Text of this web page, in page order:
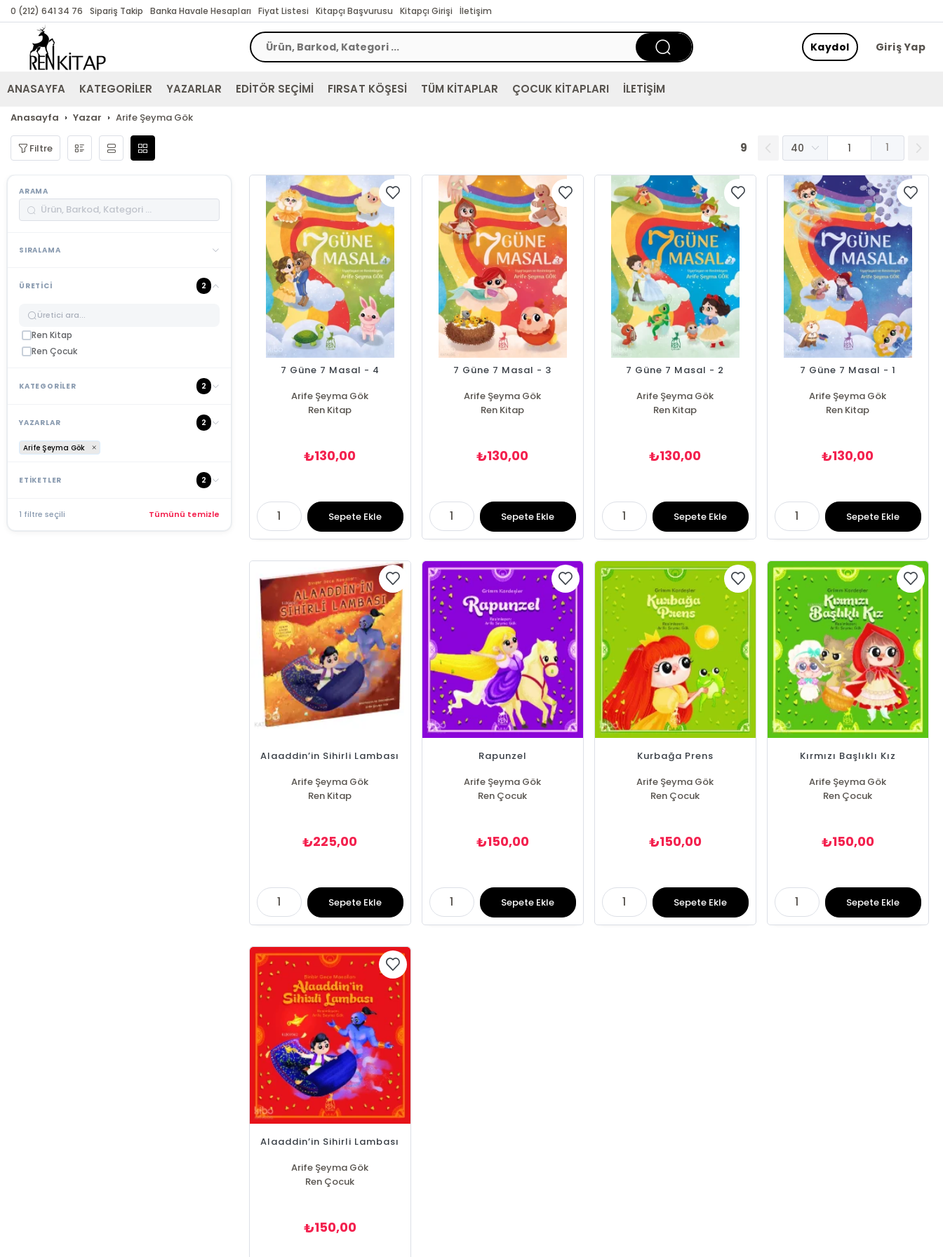
0 (212) 641 34 76 Sipariş Takip Banka Havale Hesapları Fiyat Listesi Kitapçı Başvurusu Kitapçı Girişi İletişim
Giriş Yap
Kaydol
ANASAYFA KATEGORİLER YAZARLAR EDİTÖR SEÇİMİ FIRSAT KÖŞESİ TÜM KİTAPLAR ÇOCUK KİTAPLARI İLETİŞİM
Anasayfa Yazar Arife Şeyma Gök
Filtre 9 1
ARAMA
SIRALAMA
ÜRETICI 2
Ren Kitap
Ren Çocuk
KATEGORİLER 2
YAZARLAR 2
Arife Şeyma Gök
ETİKETLER 2
1 filtre seçili Tümünü temizle
7 Güne 7 Masal - 4
Arife Şeyma Gök
Ren Kitap
₺130,00
Sepete Ekle
7 Güne 7 Masal - 3
Arife Şeyma Gök
Ren Kitap
₺130,00
Sepete Ekle
7 Güne 7 Masal - 2
Arife Şeyma Gök
Ren Kitap
₺130,00
Sepete Ekle
7 Güne 7 Masal - 1
Arife Şeyma Gök
Ren Kitap
₺130,00
Sepete Ekle
Alaaddin’in Sihirli Lambası
Arife Şeyma Gök
Ren Kitap
₺225,00
Sepete Ekle
Rapunzel
Arife Şeyma Gök
Ren Çocuk
₺150,00
Sepete Ekle
Kurbağa Prens
Arife Şeyma Gök
Ren Çocuk
₺150,00
Sepete Ekle
Kırmızı Başlıklı Kız
Arife Şeyma Gök
Ren Çocuk
₺150,00
Sepete Ekle
Alaaddin’in Sihirli Lambası
Arife Şeyma Gök
Ren Çocuk
₺150,00